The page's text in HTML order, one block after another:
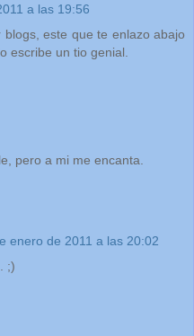
a las 19:56
este que te enlazo abajo
escribe un tio genial.
pero a mi me encanta.
enero de 2011 a las 20:02
;)